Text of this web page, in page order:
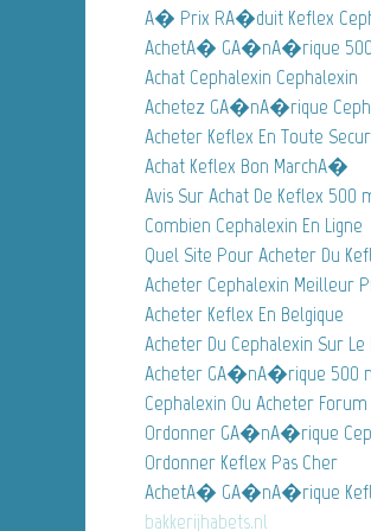
A� Prix RA�duit Keflex
AchetA� GA�nA�rique
Achat Cephalexin Cephalexin
Achetez GA�nA�rique
Acheter Keflex En Toute
Achat Keflex Bon MarchA�
Avis Sur Achat De Keflex 500
Combien Cephalexin En Ligne
Quel Site Pour Acheter Du
Acheter Cephalexin Meilleur
Acheter Keflex En Belgique
Acheter Du Cephalexin Sur Le
Acheter GA�nA�rique 500
Cephalexin Ou Acheter Forum
Ordonner GA�nA�rique
Ordonner Keflex Pas Cher
AchetA� GA�nA�rique
bakkerijhabets.nl